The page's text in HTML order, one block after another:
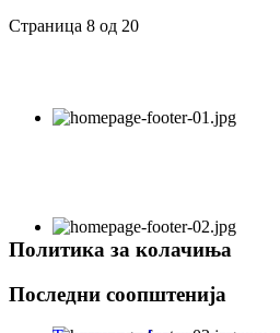
Страница 8 од 20
Политика за колачиња
Последни соопштенија